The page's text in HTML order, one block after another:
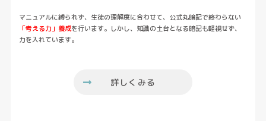
マニュアルに縛られず、生徒の理解度に合わせて、公式丸暗記で終わらない
「考える力」養成を行います。しかし、知識の土台となる暗記も軽視せず、
力を入れています。
詳しくみる